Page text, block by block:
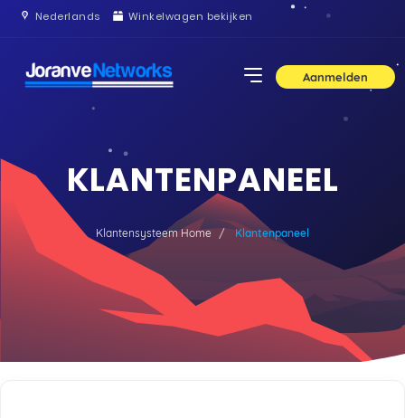
Nederlands Winkelwagen bekijken
Aanmelden
KLANTENPANEEL
Klantensysteem Home Klantenpaneel